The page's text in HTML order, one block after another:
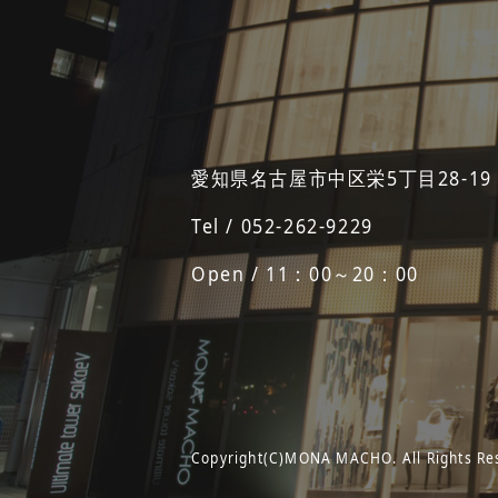
愛知県名古屋市中区栄5丁目28-
Tel / 052-262-9229
Open / 11：00～20：00
Copyright(C)MONA MACHO. All Rights